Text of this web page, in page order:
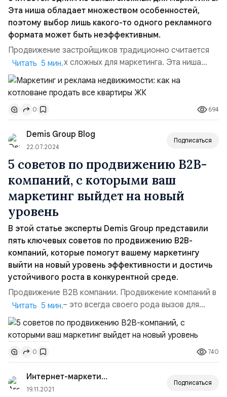
Эта ниша обладает множеством особенностей,
поэтому выбор лишь какого-то одного рекламного
формата может быть неэффективным.
Продвижение застройщиков традиционно считается
одним из самых сложных для маркетинга. Эта ниша
обладает множеством особенностей, поэтому выбор
лишь какого-то одного рекламного формата может
быть неэффективным. Практика показывает, что под
новый строящийся ЖК лучше разрабатывать
собственный сайт жилого комплекса с уникальной
концепцией, а потом заниматьс...
Читать 5 мин.
0 694
Demis Group Blog
22.07.2024
Подписаться
5 советов по продвижению B2B-
компаний, с которыми ваш
маркетинг выйдет на новый
уровень
В этой статье эксперты Demis Group представили
пять ключевых советов по продвижению B2B-
компаний, которые помогут вашему маркетингу
выйти на новый уровень эффективности и достичь
устойчивого роста в конкурентной среде.
Продвижение B2B компании. Продвижение компаний в
B2B-секторе — это всегда своего рода вызов для
маркетологов. Высокая стоимость привлечения
клиентов, длительные переговоры и необходимость
взаимодействия с несколькими ЛПР снижают
эффективность классических каналов онлайн-
продвижения, заставляя искать новые решения.
Рассмотрим пять ключевых советов по про...
Читать 5 мин.
0 740
Интернет-маркетинг для...
19.11.2021
Подписаться